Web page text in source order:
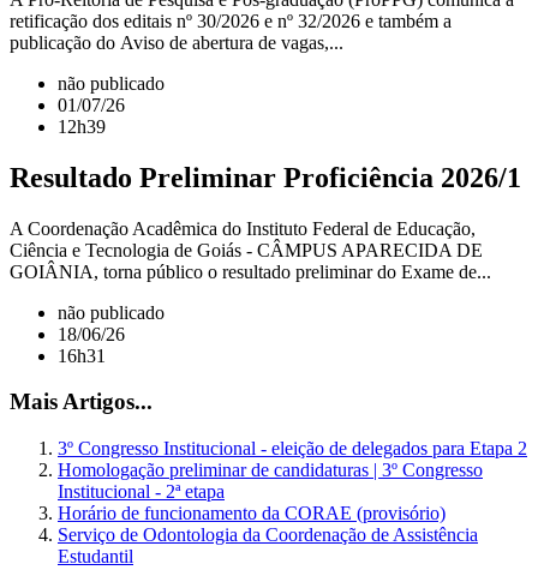
retificação dos editais nº 30/2026 e nº 32/2026 e também a
publicação do Aviso de abertura de vagas,...
não publicado
01/07/26
12h39
Resultado Preliminar Proficiência 2026/1
A Coordenação Acadêmica do Instituto Federal de Educação,
Ciência e Tecnologia de Goiás - CÂMPUS APARECIDA DE
GOIÂNIA, torna público o resultado preliminar do Exame de...
não publicado
18/06/26
16h31
Mais Artigos...
3º Congresso Institucional - eleição de delegados para Etapa 2
Homologação preliminar de candidaturas | 3º Congresso
Institucional - 2ª etapa
Horário de funcionamento da CORAE (provisório)
Serviço de Odontologia da Coordenação de Assistência
Estudantil